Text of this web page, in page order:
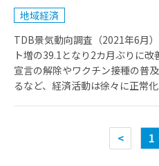
地域経済
TDB景気動向調査（2021年6月
ト増の39.1となり2カ月ぶりに
宣言の解除やワクチン接種の普
るなど、経済活動は徐々に正常
< 1